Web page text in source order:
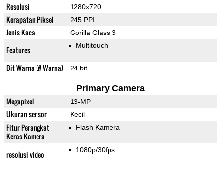
Resolusi 1280x720
Kerapatan Piksel 245 PPI
Jenis Kaca Gorilla Glass 3
Features Multitouch
Bit Warna (# Warna) 24 bit
Primary Camera
Megapixel 13-MP
Ukuran sensor Kecil
Fitur Perangkat
Keras Kamera
Flash Kamera
resolusi video 1080p/30fps